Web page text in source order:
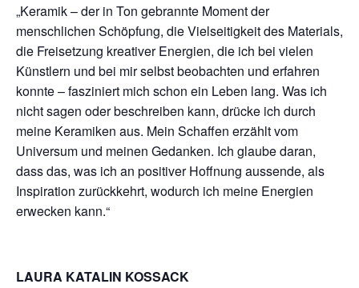
„Keramik – der in Ton gebrannte Moment der
menschlichen Schöpfung, die Vielseitigkeit des Materials,
die Freisetzung kreativer Energien, die ich bei vielen
Künstlern und bei mir selbst beobachten und erfahren
konnte – fasziniert mich schon ein Leben lang. Was ich
nicht sagen oder beschreiben kann, drücke ich durch
meine Keramiken aus. Mein Schaffen erzählt vom
Universum und meinen Gedanken. Ich glaube daran,
dass das, was ich an positiver Hoffnung aussende, als
Inspiration zurückkehrt, wodurch ich meine Energien
erwecken kann.“
LAURA KATALIN KOSSACK